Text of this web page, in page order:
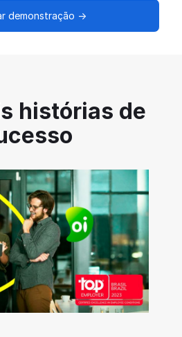
demonstração →
histórias de